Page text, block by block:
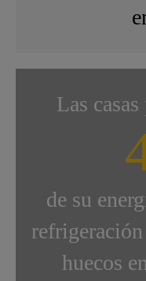
Las
de su
huecos